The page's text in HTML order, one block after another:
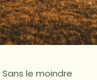
Sans le moindre